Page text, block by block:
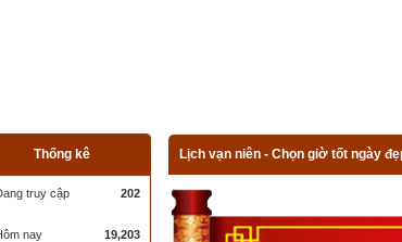
Lịch vạn niên - Chọn giờ tốt ngày
Thống kê
truy cập 202
nay 19,203